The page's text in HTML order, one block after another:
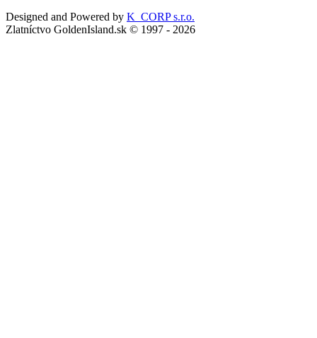
Designed and Powered by K_CORP s.r.o.
Zlatníctvo GoldenIsland.sk © 1997 - 2026